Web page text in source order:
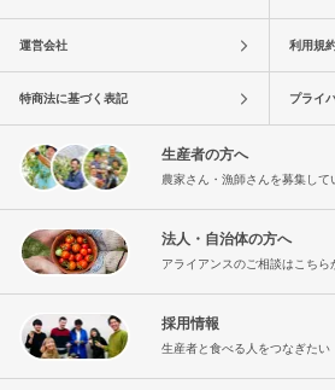
運営会社 利用規
特商法に基づく表記 プライ
生産者の方へ
農家さん・漁師さんを募集して
法人・自治体の方へ
アライアンスのご相談はこちら
採用情報
生産者と食べる人をつなぎたい